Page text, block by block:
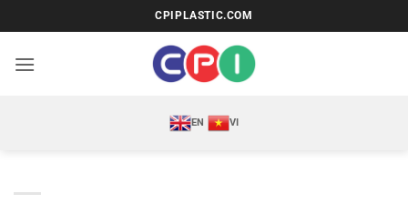
qua
nội
CPIPLASTIC.COM
EN VI